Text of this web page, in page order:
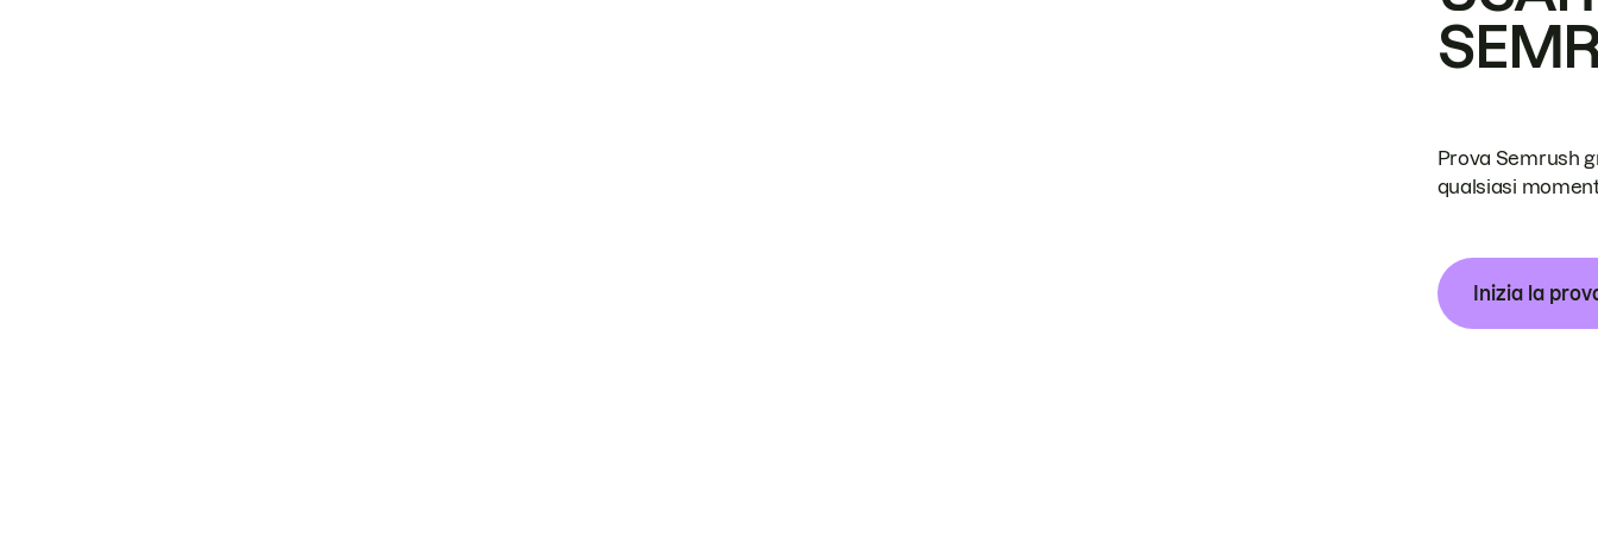
Prova Semrush
qualsiasi
Inizia la